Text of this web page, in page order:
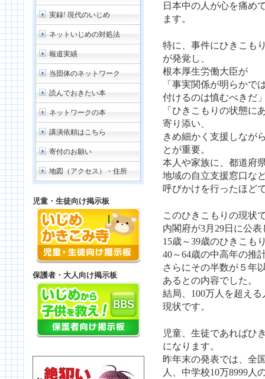
実録! 現代のいじめ
ネットいじめの対処法
報道実績
当団体のネットワーク
読んでおきたい本
ネットワークの本
講演依頼はこちら
寄付のお願い
地図（アクセス）・住所
児童・生徒向け掲示板
保護者・大人向け掲示板
日本中の人が心を痛め
ます。
特に、事件にひきこも
が発覚し、
根本厚生労働大臣が
「事実関係が明らかで
付けるのは慎むべきだ
「ひきこもりの状態に
寄り添い、
きめ細かく支援しなが
とが重要。
本人や家族に、都道府
地域の自立支援窓口な
呼びかけを行ったほど
このひきこもりの現状
内閣府が3月29日に公
15歳～39歳のひきこも
40～64歳の中高年の推
さらにその半数が５年
あるとの内容でした。
結局、100万人を超え
現状です。
児童、生徒であればひ
になります。
昨年末の発表では、全
人、中学校10万8999人